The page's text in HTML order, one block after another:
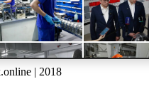
| 2018